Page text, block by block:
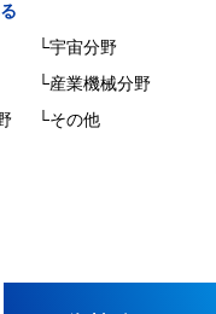
└宇宙分野
└産業機械分野
└その他